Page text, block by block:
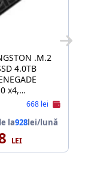
4.0TB
x4,
7000MB/s,
668 lei
la928lei/lună